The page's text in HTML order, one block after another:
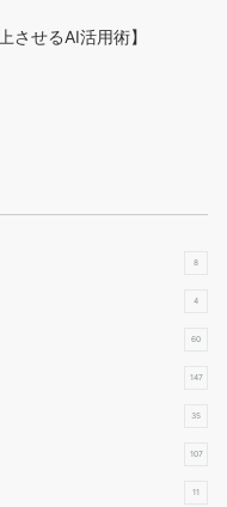
させるAI活用術】
8
4
60
147
35
107
11